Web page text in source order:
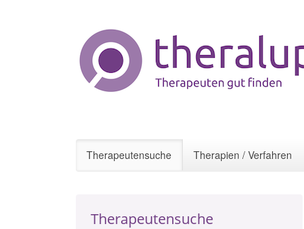
Therapeutensuche Therapien / Verfahren
Therapeutensuche